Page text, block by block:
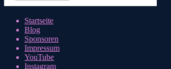
Startseite
Blog
Sponsoren
Impressum
YouTube
Instagram